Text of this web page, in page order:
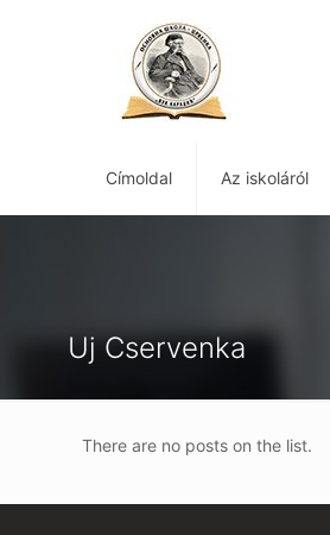
Címoldal Az iskoláról
Uj Cservenka
There are no posts on the list.